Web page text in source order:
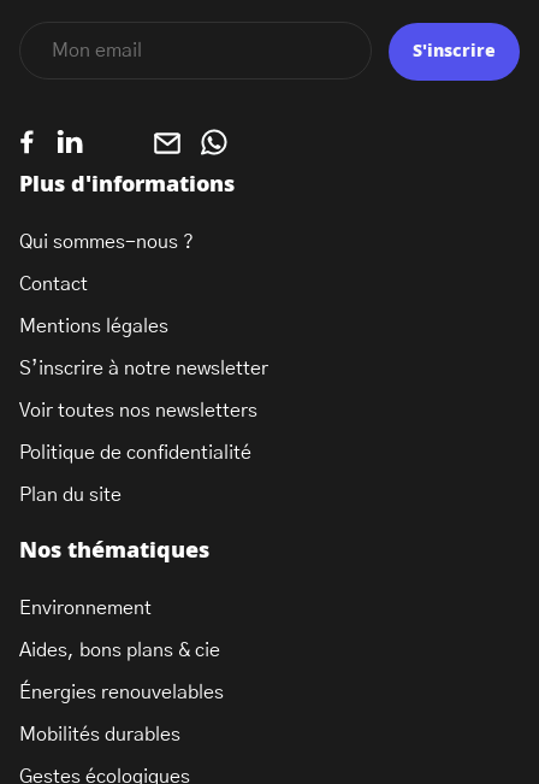
Nos thématiques
Environnement
Aides, bons plans & cie
Énergies renouvelables
Mobilités durables
Gestes écologiques
Plus d'informations
Qui sommes-nous ?
Contact
Mentions légales
S’inscrire à notre newsletter
Voir toutes nos newsletters
Politique de confidentialité
Plan du site
S'inscrire